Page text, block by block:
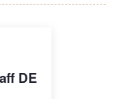
DE